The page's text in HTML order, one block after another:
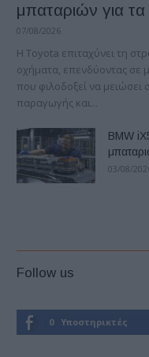
μπαταριών για τα
07/08/2026
Η Toyota επιταχύνει τη
οχήματα, επενδύοντας σε
που φιλοδοξεί να μειώσει
παραγωγής και...
BMW
03/08/
Follow us
0 Υποστηρικτές